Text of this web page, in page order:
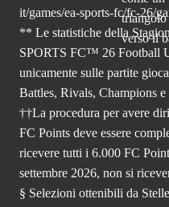
it/games/ea-sports-fc/fc-26/
** Le statistiche della
SPORTS FC™ 26 Football
unicamente sulle partite
Battles, Rivals, Champions
††La procedura per avere
FC Points deve essere
ricevere tutti i 6.000 FC
settembre 2026, non si
§ Selezioni ottenibili da